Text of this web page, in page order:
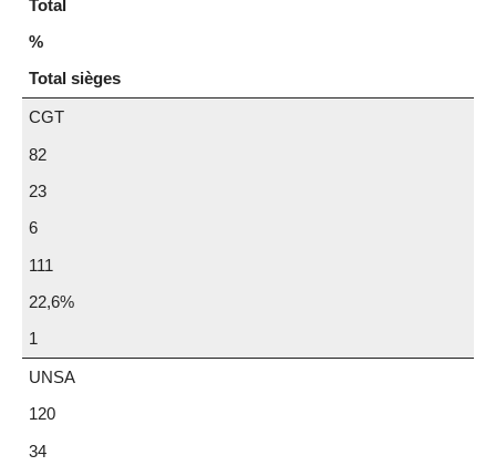
Total
%
Total sièges
CGT
82
23
6
111
22,6%
1
UNSA
120
34